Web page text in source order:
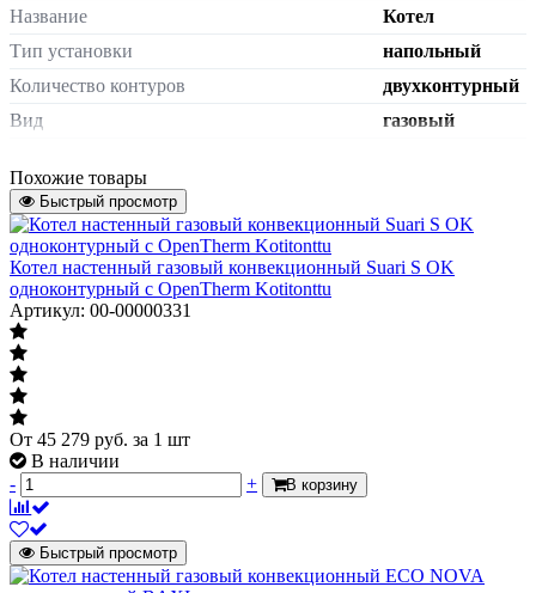
Название
Котел
Тип установки
напольный
Количество контуров
двухконтурный
Вид
газовый
Масса нетто
Страна происхождения
Корея,
Камера сгорания
закрытая
Модель
Артикул
Полезная мощность в режиме отопления
max
Потребляемая мощность электрическая
Подключение к контуру ГВС
Подключение к контуру отопления
Материал теплообменника отопления
сталь
Похожие товары
Быстрый просмотр
Котел настенный газовый конвекционный Suari S OK
одноконтурный с OpenTherm Kotitonttu
Артикул: 00-00000331
От 45 279 руб. за 1 шт
В наличии
-
+ В корзину
Быстрый просмотр